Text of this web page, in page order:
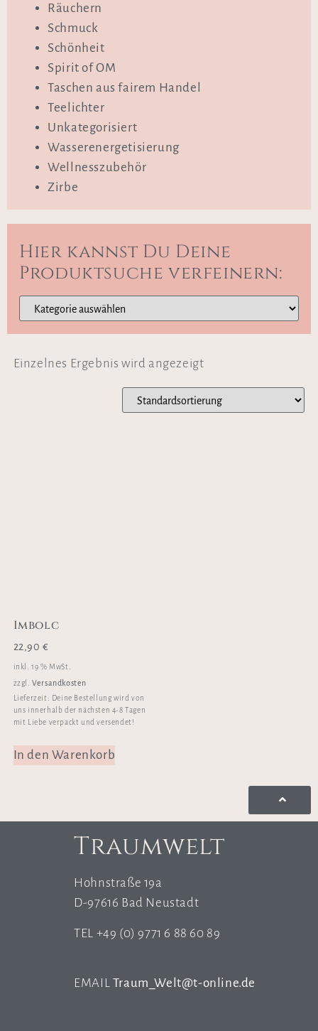
Räuchern
Schmuck
Schönheit
Spirit of OM
Taschen aus fairem Handel
Teelichter
Unkategorisiert
Wasserenergetisierung
Wellnesszubehör
Zirbe
Hier kannst Du Deine
Produktsuche verfeinern:
Einzelnes Ergebnis wird angezeigt
Imbolc
22,90€
inkl. 19 % MwSt.
zzgl.Versandkosten
Lieferzeit: Deine Bestellung wird von
uns innerhalb der nächsten 4-8 Tagen
mit Liebe verpackt und versendet!
In den Warenkorb
Traumwelt
Hohnstraße 19a
D-97616 Bad Neustadt
TEL +49 (0) 9771 6 88 60 89
EMAIL Traum_Welt@t-online.de